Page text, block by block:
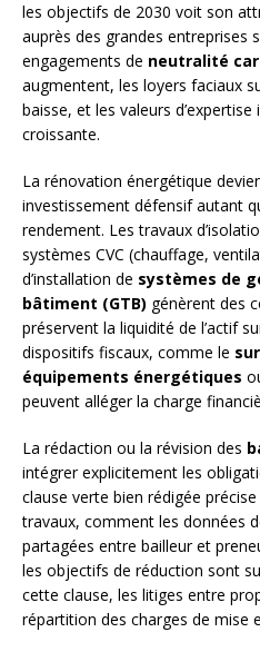
les objectifs de 2030 voit son
auprès des grandes entreprises
engagements de neutralité
augmentent, les loyers faciaux
baisse, et les valeurs
croissante.
La rénovation énergétique
investissement défensif autant
rendement. Les travaux
systèmes CVC (chauffage,
d’installation de systèmes de
bâtiment (GTB) génèrent des
préservent la liquidité de l’actif
dispositifs fiscaux, comme le
équipements énergétiques
peuvent alléger la charge
La rédaction ou la révision des
intégrer explicitement les
clause verte bien rédigée
travaux, comment les données
partagées entre bailleur et
les objectifs de réduction sont
cette clause, les litiges entre
répartition des charges de mise